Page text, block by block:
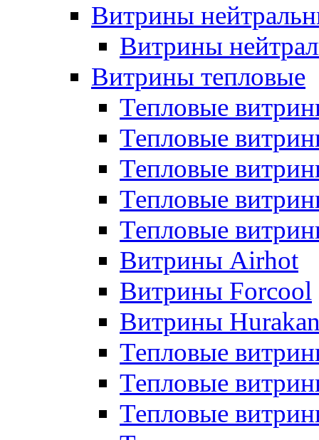
Витрины
Витрины
Витрины тепловые
Тепловые
Тепловые
Тепловые
Тепловые
Тепловые
Витрины Airhot
Витрины Forcool
Витрины
Тепловые
Тепловые
Тепловые